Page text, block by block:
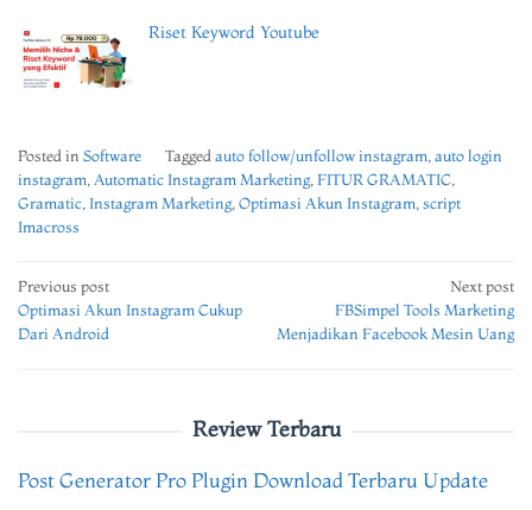
Riset Keyword Youtube
Posted in Software Tagged auto follow/unfollow instagram auto login
instagram Automatic Instagram Marketing, FITUR GRAMATIC
Gramatic Instagram Marketing, Optimasi Akun Instagram script
Imacross
Post
navigation
Previous post
Optimasi Akun Instagram Cukup
Dari Android
Next post
FBSimpel Tools Marketing
Menjadikan Facebook Mesin Uang
Review Terbaru
Post Generator Pro Plugin Download Terbaru Update